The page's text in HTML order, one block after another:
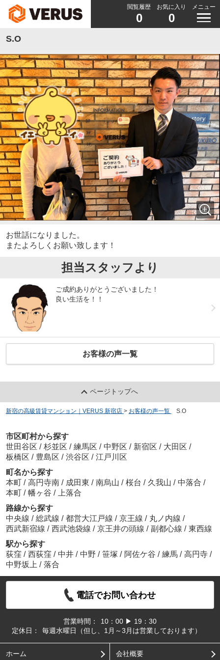
閲覧履歴
0
お気に入り
0
メニュー
S.O
お世話になりました。
またよろしくお願い致します！
担当スタッフより
ご成約ありがとうございました！
良い生活を！！
お客様の声一覧
ページトップへ
新宿の高級賃貸マンション｜VERUS 新宿店 > お客様の声一覧 S.O
市区町村から探す
世田谷区 / 杉並区 / 練馬区 / 中野区 / 新宿区 / 大田区 /
板橋区 / 豊島区 / 渋谷区 / 江戸川区
町名から探す
本町 / 高円寺南 / 成田東 / 南烏山 / 桜台 / 久我山 / 中落合 /
本町 / 幡ヶ谷 /
上落合
路線から探す
中央線 / 総武線 / 都営大江戸線 / 京王線 / 丸ノ内線 /
西武新宿線 / 西武池袋線 / 京王井の頭線 / 副都心線 / 東西線
駅から探す
荻窪 / 西荻窪 / 中井 / 中野 / 笹塚 / 阿佐ケ谷 / 練馬 / 高円寺 /
中野坂上 / 落合
電話でお問い合わせ
営業時間：
10：00 ▶ 19：30
定休日：
毎週水曜日（但し、1月～3月は営業しております）
ホーム 会社概要